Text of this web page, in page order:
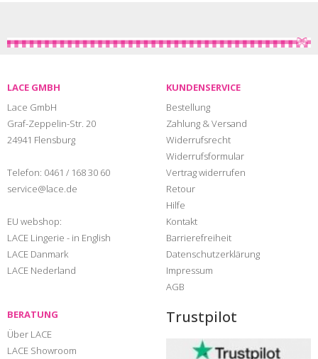
LACE GMBH
Lace GmbH
Graf-Zeppelin-Str. 20
24941 Flensburg
Telefon: 0461 / 168 30 60
service@lace.de
EU webshop:
LACE Lingerie - in English
LACE Danmark
LACE Nederland
KUNDENSERVICE
Bestellung
Zahlung & Versand
Widerrufsrecht
Widerrufsformular
Vertrag widerrufen
Retour
Hilfe
Kontakt
Barrierefreiheit
Datenschutzerklärung
Impressum
AGB
BERATUNG
Über LACE
LACE Showroom
Trustpilot